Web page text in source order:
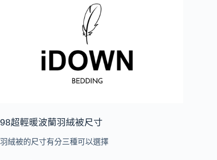
98超輕暖波蘭羽絨被尺寸
羽絨被的尺寸有分三種可以選擇